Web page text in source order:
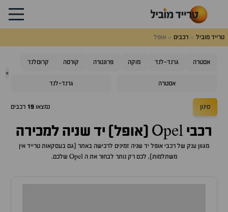
טרייד מוביל רכבים אופל
>
אסטרה גרנד-לנד מוקה פרונטרה קורסה קרוסלנד
אסטרה גרנד-לנד
סינון נמצאו 19 רכבים
רכבי Opel (אופל) יד שניה למכירה
מגוון ענק של רכבי אופל יד שניה זמינים לרכישה באתר (גם בעסקאות טרייד אין
משתלמות), לכם רק נותר לבחור את ה Opel שלכם.